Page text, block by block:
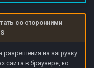
со сторонними
на загрузку
сайта в браузере, но